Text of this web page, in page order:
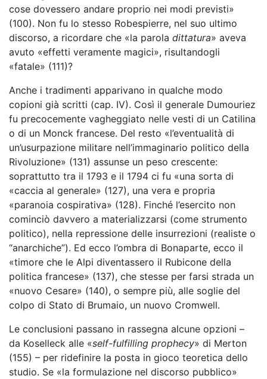
cose dovessero andare proprio nei modi previsti»
(100). Non fu lo stesso Robespierre, nel suo ultimo
discorso, a ricordare che «la parola dittatura» aveva
avuto «effetti veramente magici», risultandogli
«fatale» (111)?
Anche i tradimenti apparivano in qualche modo
copioni già scritti (cap. IV). Così il generale Dumouriez
fu precocemente vagheggiato nelle vesti di un Catilina
o di un Monck francese. Del resto «l’eventualità di
un’usurpazione militare nell’immaginario politico della
Rivoluzione» (131) assunse un peso crescente:
soprattutto tra il 1793 e il 1794 ci fu «una sorta di
«caccia al generale» (127), una vera e propria
«paranoia cospirativa» (128). Finché l’esercito non
cominciò davvero a materializzarsi (come strumento
politico), nella repressione delle insurrezioni (realiste o
“anarchiche”). Ed ecco l’ombra di Bonaparte, ecco il
«timore che le Alpi diventassero il Rubicone della
politica francese» (137), che stesse per farsi strada un
«nuovo Cesare» (140), o sempre più, alle soglie del
colpo di Stato di Brumaio, un nuovo Cromwell.
Le conclusioni passano in rassegna alcune opzioni –
da Koselleck alle «self-fulfilling prophecy» di Merton
(155) – per ridefinire la posta in gioco teoretica dello
studio. Se «la formulazione nel discorso pubblico»